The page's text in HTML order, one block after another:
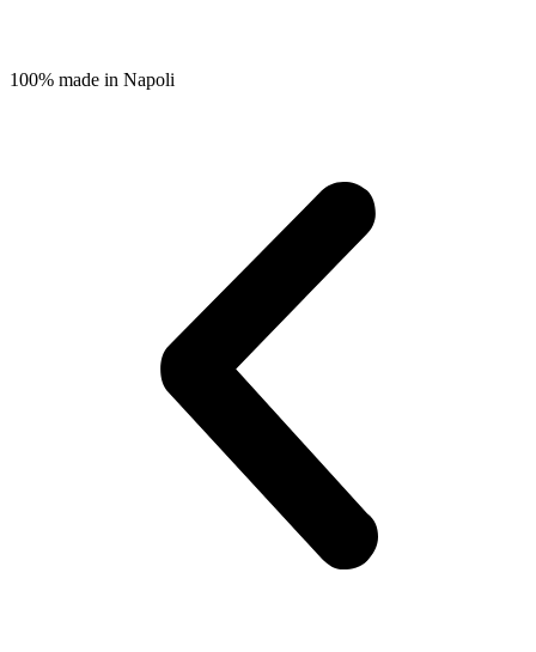
100% made in Napoli